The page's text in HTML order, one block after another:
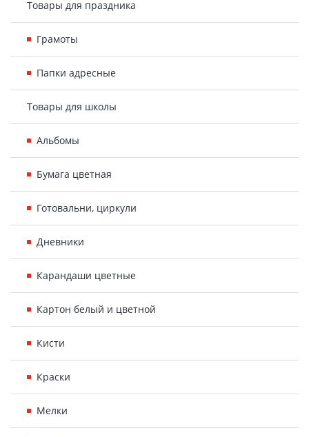
Товары для праздника
Грамоты
Папки адресные
Товары для школы
Альбомы
Бумага цветная
Готовальни, циркули
Дневники
Карандаши цветные
Картон белый и цветной
Кисти
Краски
Мелки